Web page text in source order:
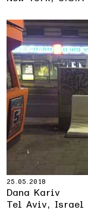
25.05.2018
Dana Kariv
Tel Aviv, Israel